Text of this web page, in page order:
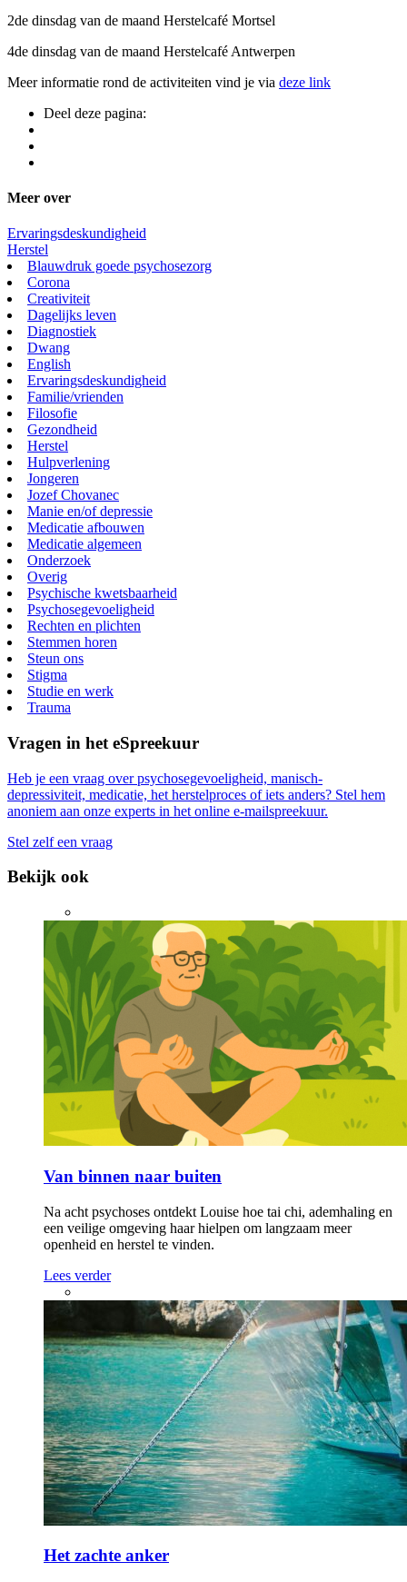
2de dinsdag van de maand Herstelcafé Mortsel
4de dinsdag van de maand Herstelcafé Antwerpen
Meer informatie rond de activiteiten vind je via deze link
Deel deze pagina:
Meer over
Ervaringsdeskundigheid
Herstel
Blauwdruk goede psychosezorg
Corona
Creativiteit
Dagelijks leven
Diagnostiek
Dwang
English
Ervaringsdeskundigheid
Familie/vrienden
Filosofie
Gezondheid
Herstel
Hulpverlening
Jongeren
Jozef Chovanec
Manie en/of depressie
Medicatie afbouwen
Medicatie algemeen
Onderzoek
Overig
Psychische kwetsbaarheid
Psychosegevoeligheid
Rechten en plichten
Stemmen horen
Steun ons
Stigma
Studie en werk
Trauma
Vragen in het eSpreekuur
Heb je een vraag over psychosegevoeligheid, manisch-
depressiviteit, medicatie, het herstelproces of iets anders? Stel hem
anoniem aan onze experts in het online e-mailspreekuur.
Stel zelf een vraag
Bekijk ook
Van binnen naar buiten
Na acht psychoses ontdekt Louise hoe tai chi, ademhaling en
een veilige omgeving haar hielpen om langzaam meer
openheid en herstel te vinden.
Lees verder
Het zachte anker